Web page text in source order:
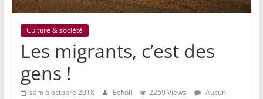
Culture & société
Les migrants, c’est des
gens !
sam 6 octobre 2018 Echoli 2259 Views
Aucun